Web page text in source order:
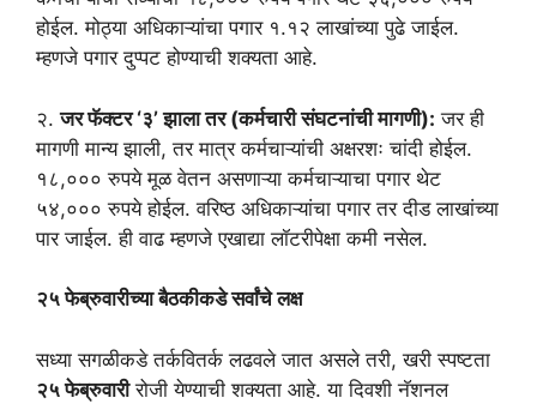
होईल. मोठ्या अधिकाऱ्यांचा पगार १.१२ लाखांच्या पुढे जाईल.
म्हणजे पगार दुप्पट होण्याची शक्यता आहे.
​२.जर फॅक्टर ‘३’ झाला तर (कर्मचारी संघटनांची मागणी): जर ही
मागणी मान्य झाली, तर मात्र कर्मचाऱ्यांची अक्षरशः चांदी होईल.
१८,००० रुपये मूळ वेतन असणाऱ्या कर्मचाऱ्याचा पगार थेट
५४,००० रुपये होईल. वरिष्ठ अधिकाऱ्यांचा पगार तर दीड लाखांच्या
पार जाईल. ही वाढ म्हणजे एखाद्या लॉटरीपेक्षा कमी नसेल.
२५ फेब्रुवारीच्या बैठकीकडे सर्वांचे लक्ष
​सध्या सगळीकडे तर्कवितर्क लढवले जात असले तरी, खरी स्पष्टता
२५ फेब्रुवारीरोजी येण्याची शक्यता आहे. या दिवशी नॅशनल